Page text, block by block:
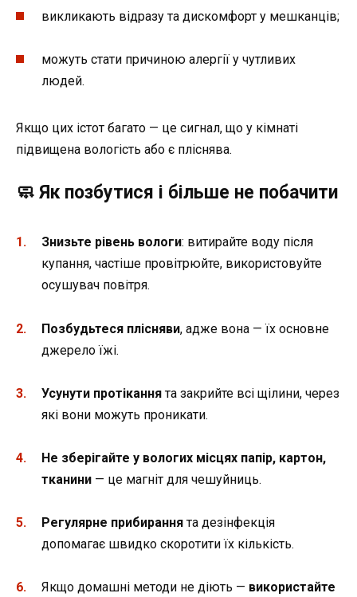
викликають відразу та дискомфорт у мешканців;
можуть стати причиною алергії у чутливих
людей.
Якщо цих істот багато — це сигнал, що у кімнаті
підвищена вологість або є пліснява.
🧼 Як позбутися і більше не побачити
Знизьте рівень вологи: витирайте воду після
купання, частіше провітрюйте, використовуйте
осушувач повітря.
Позбудьтеся плісняви, адже вона — їх основне
джерело їжі.
Усунути протікання та закрийте всі щілини, через
які вони можуть проникати.
Не зберігайте у вологих місцях папір, картон,
тканини — це магніт для чешуйниць.
Регулярне прибирання та дезінфекція
допомагає швидко скоротити їх кількість.
Якщо домашні методи не діють — використайте